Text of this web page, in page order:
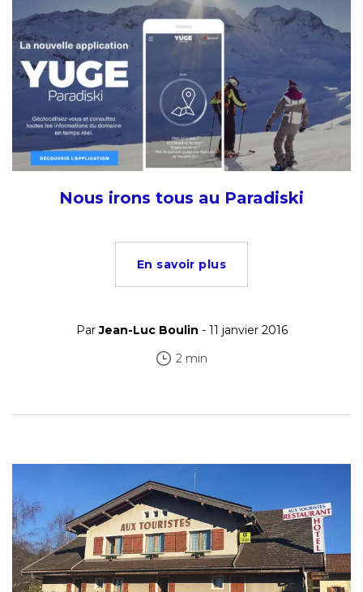
Nous irons tous au Paradiski
En savoir plus
ParJean-Luc Boulin - 11 janvier 2016
2 min